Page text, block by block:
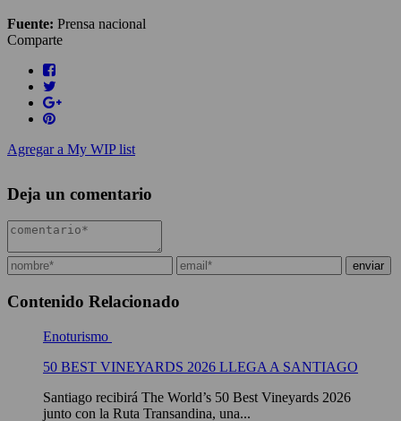
Fuente: Prensa nacional
Comparte
Agregar a My WIP list
Deja un comentario
Contenido Relacionado
Enoturismo
50 BEST VINEYARDS 2026 LLEGA A SANTIAGO
Santiago recibirá The World’s 50 Best Vineyards 2026
junto con la Ruta Transandina, una...